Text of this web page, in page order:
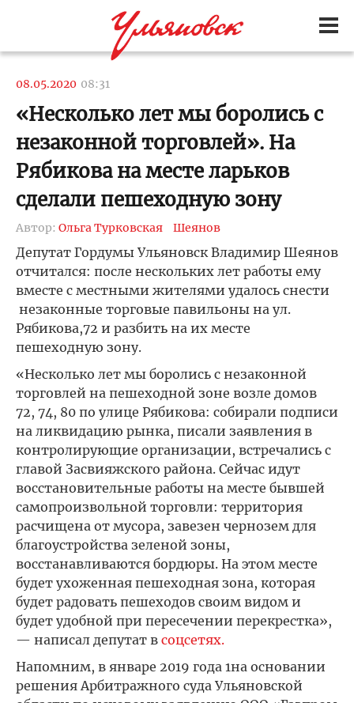
08.05.2020 08:31
«Несколько лет мы боролись с
незаконной торговлей». На
Рябикова на месте ларьков
сделали пешеходную зону
Автор: Ольга Турковская Шеянов
Депутат Гордумы Ульяновск Владимир Шеянов
отчитался: после нескольких лет работы ему
вместе с местными жителями удалось снести
незаконные торговые павильоны на ул.
Рябикова,72 и разбить на их месте
пешеходную зону.
«Несколько лет мы боролись с незаконной
торговлей на пешеходной зоне возле домов
72, 74, 80 по улице Рябикова: собирали подписи
на ликвидацию рынка, писали заявления в
контролирующие организации, встречались с
главой Засвияжского района. Сейчас идут
восстановительные работы на месте бывшей
самопроизвольной торговли: территория
расчищена от мусора, завезен чернозем для
благоустройства зеленой зоны,
восстанавливаются бордюры. На этом месте
будет ухоженная пешеходная зона, которая
будет радовать пешеходов своим видом и
будет удобной при пересечении перекрестка»,
— написал депутат в соцсетях.
Напомним, в январе 2019 года 1на основании
решения Арбитражного суда Ульяновской